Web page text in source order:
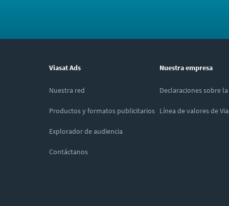
Viasat Ads
Nuestra red
Productos y formatos publicitarios
Explorador de audiencia
Contáctanos
Nuestra empresa
Declaraciones sobre
Línea de valores de